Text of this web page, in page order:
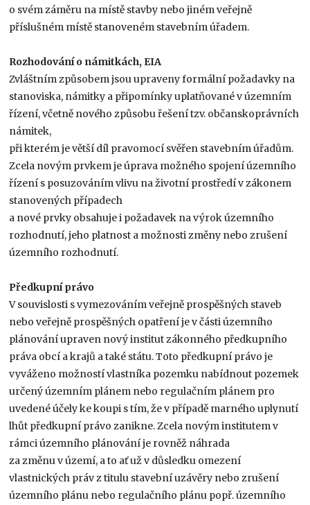
o svém záměru na místě stavby nebo jiném veřejně
příslušném místě stanoveném stavebním úřadem.
Rozhodování o námitkách, EIA
Zvláštním způsobem jsou upraveny formální požadavky na
stanoviska, námitky a připomínky uplatňované v územním
řízení, včetně nového způsobu řešení tzv. občanskoprávních
námitek,
při kterém je větší díl pravomocí svěřen stavebním úřadům.
Zcela novým prvkem je úprava možného spojení územního
řízení s posuzováním vlivu na životní prostředí v zákonem
stanovených případech
a nové prvky obsahuje i požadavek na výrok územního
rozhodnutí, jeho platnost a možnosti změny nebo zrušení
územního rozhodnutí.
Předkupní právo
V souvislosti s vymezováním veřejně prospěšných staveb
nebo veřejně prospěšných opatření je v části územního
plánování upraven nový institut zákonného předkupního
práva obcí a krajů a také státu. Toto předkupní právo je
vyváženo možností vlastníka pozemku nabídnout pozemek
určený územním plánem nebo regulačním plánem pro
uvedené účely ke koupi s tím, že v případě marného uplynutí
lhůt předkupní právo zanikne. Zcela novým institutem v
rámci územního plánování je rovněž náhrada
za změnu v území, a to ať už v důsledku omezení
vlastnických práv z titulu stavební uzávěry nebo zrušení
územního plánu nebo regulačního plánu popř. územního